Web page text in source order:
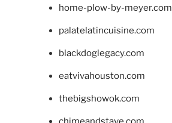
home-plow-by-meyer.com
palatelatincuisine.com
blackdoglegacy.com
eatvivahouston.com
thebigshowok.com